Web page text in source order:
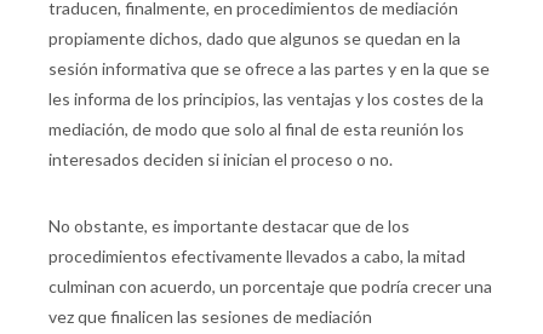
traducen, finalmente, en procedimientos de mediación
propiamente dichos, dado que algunos se quedan en la
sesión informativa que se ofrece a las partes y en la que se
les informa de los principios, las ventajas y los costes de la
mediación, de modo que solo al final de esta reunión los
interesados deciden si inician el proceso o no.
No obstante, es importante destacar que de los
procedimientos efectivamente llevados a cabo, la mitad
culminan con acuerdo, un porcentaje que podría crecer una
vez que finalicen las sesiones de mediación